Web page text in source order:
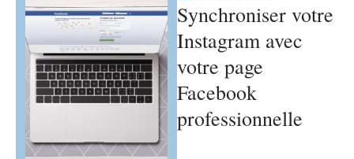
Synchroniser votre
Instagram avec
votre page
Facebook
professionnelle